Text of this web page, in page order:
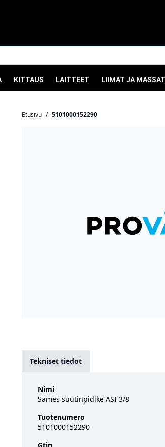
KITTAUS LAITTEET LIIMAT JA MASSAT
Etusivu / 5101000152290
Tekniset tiedot
Nimi
Sames suutinpidike ASI 3/8
Tuotenumero
5101000152290
Gtin